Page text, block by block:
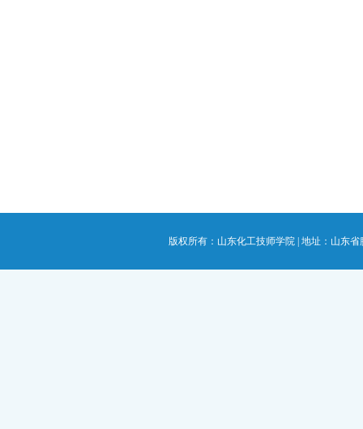
版权所有：山东化工技师学院 | 地址：山东省